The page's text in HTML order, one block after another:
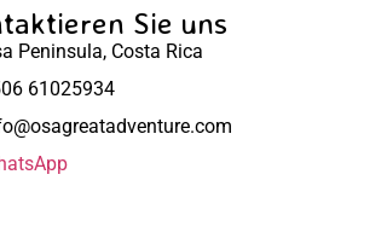
Sie uns
Peninsula, Costa Rica
61025934